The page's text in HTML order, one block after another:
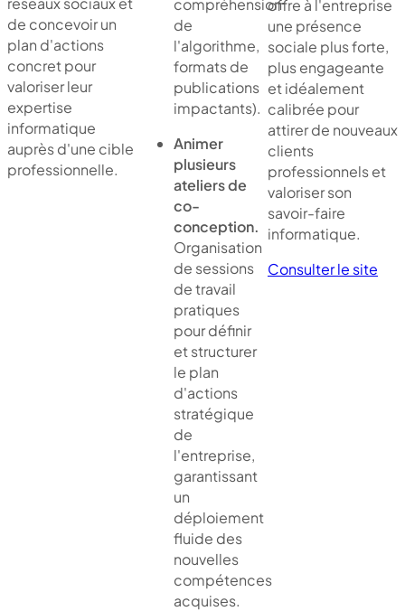
de concevoir un
plan d'actions
concret pour
valoriser leur
expertise
informatique
auprès d'une cible
professionnelle.
compréhension
de
l'algorithme,
formats de
publications
impactants).
Animer
plusieurs
ateliers de
co-
conception.
Organisation
de sessions
de travail
pratiques
pour définir
et structurer
le plan
d'actions
stratégique
de
l'entreprise,
garantissant
un
déploiement
fluide des
nouvelles
compétences
acquises.
offre à l'entreprise
une présence
sociale plus forte,
plus engageante
et idéalement
calibrée pour
attirer de nouveaux
clients
professionnels et
valoriser son
savoir-faire
informatique.
Consulter le site